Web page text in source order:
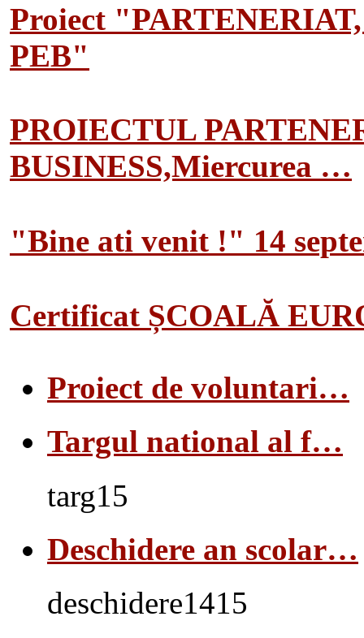
Proiect
PEB"
PROIECTUL
BUSINESS,Miercurea …
"Bine ati venit !" 14
Certificat ȘCOALĂ
Proiect de voluntari…
Targul national al f…
targ15
Deschidere an scolar…
deschidere1415